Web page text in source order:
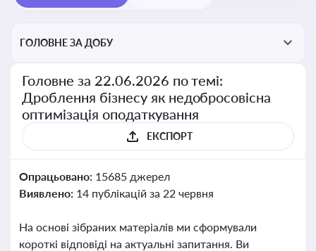
ГОЛОВНЕ ЗА ДОБУ
Головне за 22.06.2026 по темі:
Дроблення бізнесу як недобросовісна
оптимізація оподаткування
ЕКСПОРТ
Опрацьовано: 15685 джерел
Виявлено: 14 публікацій за 22 червня
На основі зібраних матеріалів ми сформували
короткі відповіді на актуальні запитання. Ви